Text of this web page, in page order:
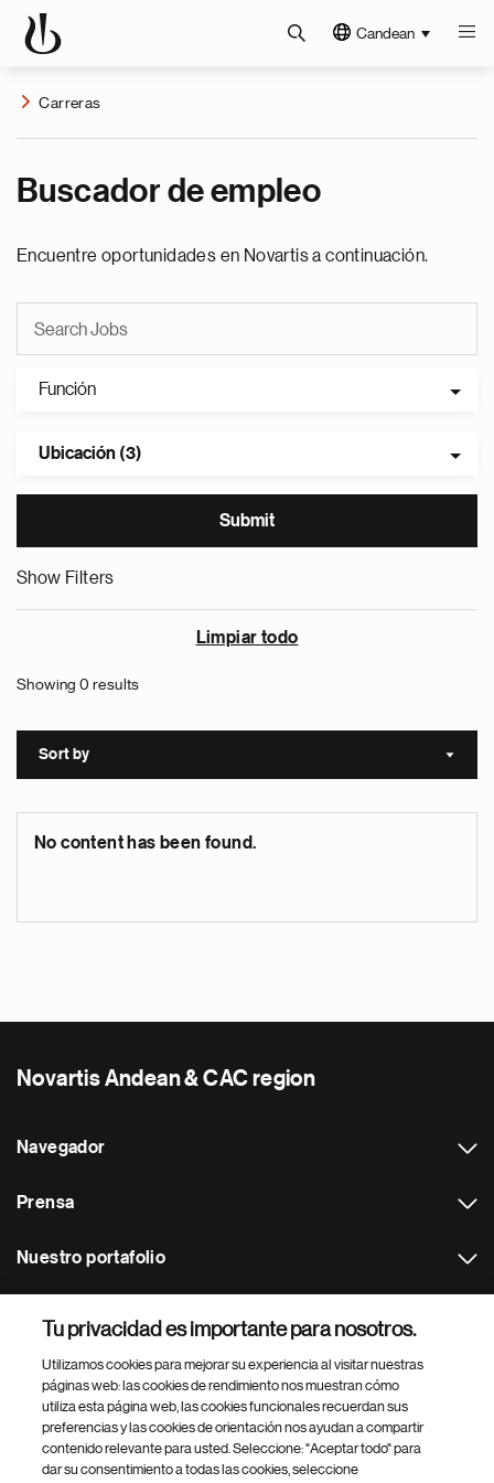
Candean
Carreras
Buscador de empleo
Encuentre oportunidades en Novartis a continuación.
Función
Ubicación (3)
Show Filters
Limpiar todo
Showing 0 results
Sort by Sort
No content has been found.
Novartis Andean & CAC region
Navegador
Prensa
Nuestro portafolio
Footer Site Search
Tu privacidad es importante para nosotros.
Utilizamos cookies para mejorar su experiencia al visitar nuestras
páginas web: las cookies de rendimiento nos muestran cómo
utiliza esta página web, las cookies funcionales recuerdan sus
preferencias y las cookies de orientación nos ayudan a compartir
contenido relevante para usted. Seleccione: "Aceptar todo" para
dar su consentimiento a todas las cookies, seleccione